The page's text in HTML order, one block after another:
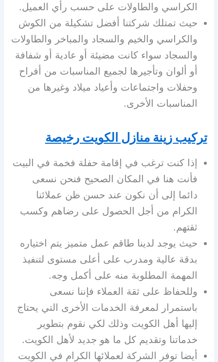
الكراسي والطاولات على حسب رأي العميل.
حيث تمتلك شركتنا أفضل تشكيلة من الكوش
والكراسي والخيم والسجاد والمباخر والطاولات
والسجاد سواء كانت مضيئة أو عادية أو شفافة
أو ألوان وتأجيرها لجميع المناسبات من أفراح
وحفلات واجتماعات وأعياد ميلاد وغيرها من
المناسبات الأخرى.
تركيب زينة منازل الكويت رخيصة
إذا كنت ترغب في إقامة حفلة فخمة في البيت
فأنت هنا في المكان الصحيح فنحن نسعى
دائما إلى أن نكون عند حسن ظن عملائنا
الكرام من أجل الحصول على رضاهم وكسب
ثقتهم.
حيث يوجد لدينا طاقم عمل متميز يتم اختياره
بدقة عالية ومدرب على أعلى مستوى لتنفيذ
المهمة المطلوبة منه على أكمل وجه.
وللحفاظ على ثقة العملاء فإننا نسعى
باستمرار لمعرفة الخدمات الأخرى التي يحتاج
إليها أهل الكويت وذلك لكي نقوم بتطوير
خدماتنا وتقديم كل ما هو جديد لأهل الكويت.
أيضا توفر الشركة لعملائها الكرام في الكويت